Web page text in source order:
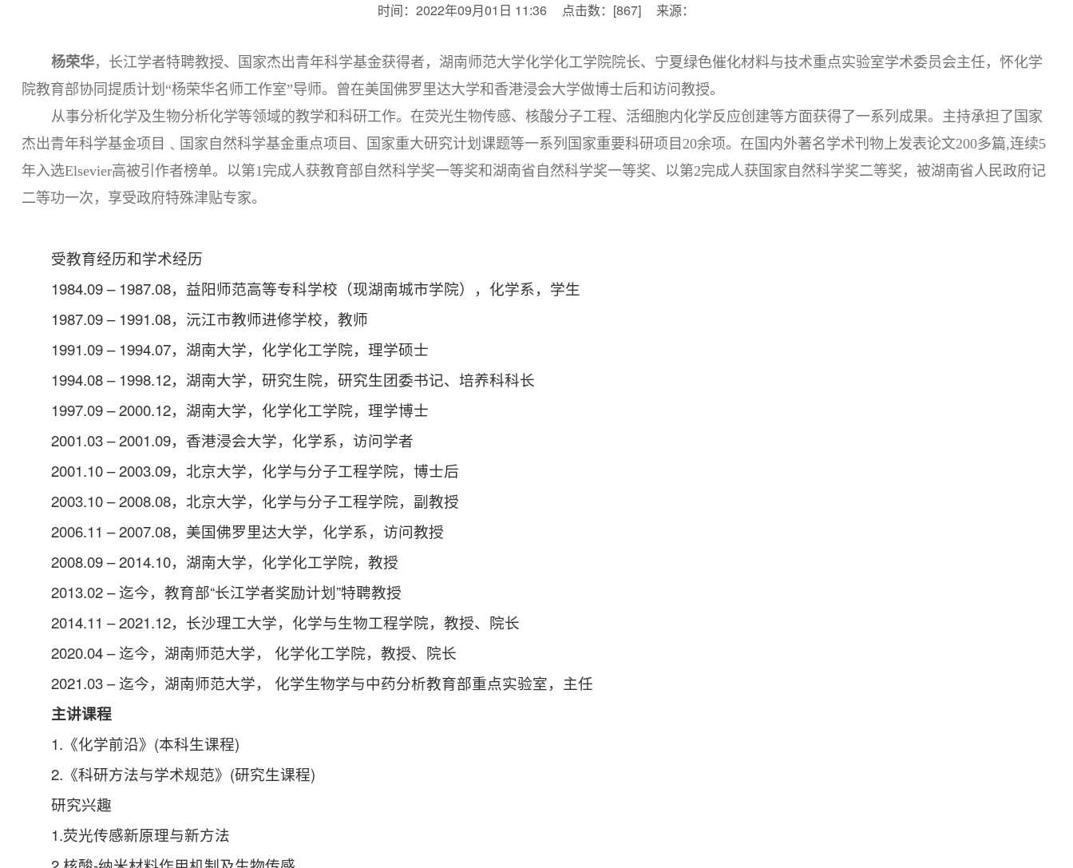
时间：2022年09月01日 11:36 点击数： [867] 来源：
杨荣华，长江学者特聘教授、国家杰出青年科学基金获得者，湖南师范大学化学化工学院院长、宁夏绿色催化材料与技术重点实验室学术委员会主任，怀化学
院教育部协同提质计划“杨荣华名师工作室”导师。曾在美国佛罗里达大学和香港浸会大学做博士后和访问教授。
从事分析化学及生物分析化学等领域的教学和科研工作。在荧光生物传感、核酸分子工程、活细胞内化学反应创建等方面获得了一系列成果。主持承担了国家
杰出青年科学基金项目﹑国家自然科学基金重点项目、国家重大研究计划课题等一系列国家重要科研项目20余项。在国内外著名学术刊物上发表论文200多篇,连续5
年入选Elsevier高被引作者榜单。以第1完成人获教育部自然科学奖一等奖和湖南省自然科学奖一等奖、以第2完成人获国家自然科学奖二等奖，被湖南省人民政府记
二等功一次，享受政府特殊津贴专家。
受教育经历和学术经历
1984.09 – 1987.08，益阳师范高等专科学校（现湖南城市学院），化学系，学生
1987.09 – 1991.08，沅江市教师进修学校，教师
1991.09 – 1994.07，湖南大学，化学化工学院，理学硕士
1994.08 – 1998.12，湖南大学，研究生院，研究生团委书记、培养科科长
1997.09 – 2000.12，湖南大学，化学化工学院，理学博士
2001.03 – 2001.09，香港浸会大学，化学系，访问学者
2001.10 – 2003.09，北京大学，化学与分子工程学院，博士后
2003.10 – 2008.08，北京大学，化学与分子工程学院，副教授
2006.11 – 2007.08，美国佛罗里达大学，化学系，访问教授
2008.09 – 2014.10，湖南大学，化学化工学院，教授
2013.02 – 迄今，教育部“长江学者奖励计划”特聘教授
2014.11 – 2021.12，长沙理工大学，化学与生物工程学院，教授、院长
2020.04 – 迄今，湖南师范大学， 化学化工学院，教授、院长
2021.03 – 迄今，湖南师范大学， 化学生物学与中药分析教育部重点实验室，主任
主讲课程
1.《化学前沿》(本科生课程)
2.《科研方法与学术规范》(研究生课程)
研究兴趣
1.荧光传感新原理与新方法